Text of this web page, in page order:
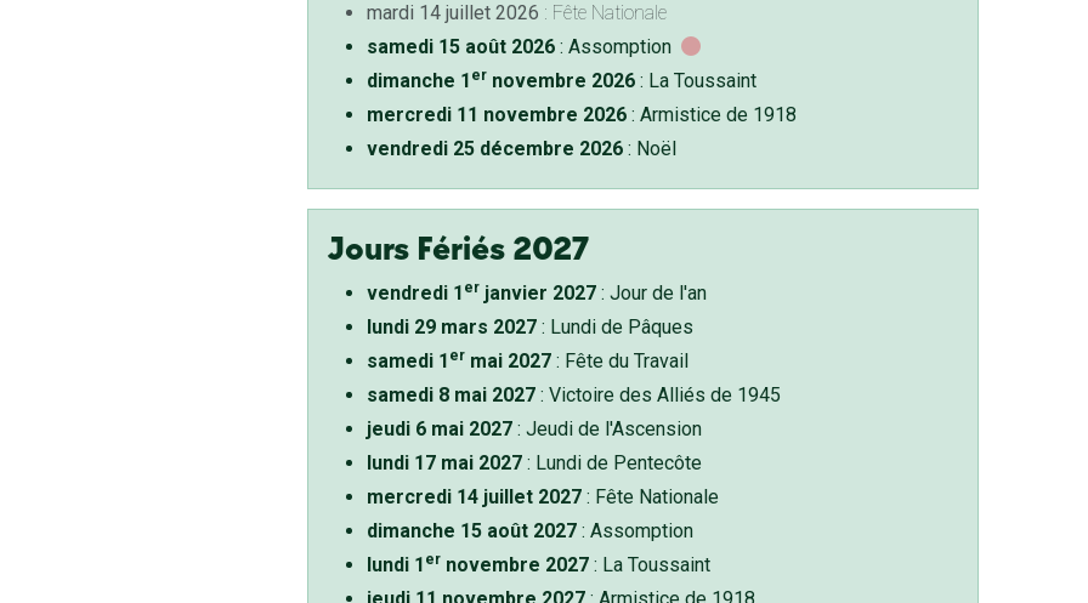
mardi 14 juillet 2026 : Fête Nationale
samedi 15 août 2026: Assomption
dimanche 1 ernovembre 2026: La Toussaint
mercredi 11 novembre 2026: Armistice de 1918
vendredi 25 décembre 2026: Noël
Jours Fériés 2027
vendredi 1 erjanvier 2027: Jour de l'an
lundi 29 mars 2027: Lundi de Pâques
samedi 1 ermai 2027: Fête du Travail
samedi 8 mai 2027: Victoire des Alliés de 1945
jeudi 6 mai 2027: Jeudi de l'Ascension
lundi 17 mai 2027: Lundi de Pentecôte
mercredi 14 juillet 2027: Fête Nationale
dimanche 15 août 2027: Assomption
lundi 1 ernovembre 2027: La Toussaint
jeudi 11 novembre 2027: Armistice de 1918